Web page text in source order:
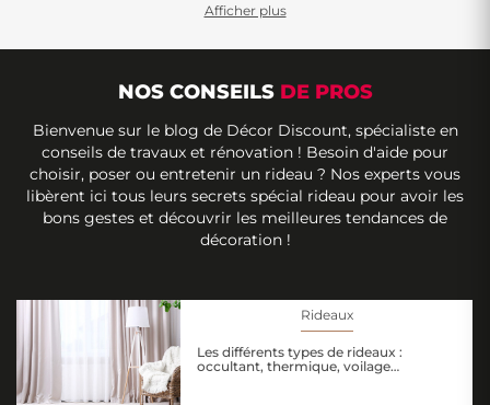
fortement, voire bloquer totalement, la lumière
naturelle selon le tissu choisi. Il permet de créer une
atmosphère plus confortable dans les pièces où
salles de projection ou les espaces de repos.
Au-delà de son pouvoir occultant, il contribue
également à protéger votre intérieur des regards
de coloris et de finitions, le rideau occultant trouve
facilement sa place dans une décoration
contemporaine comme plus classique.
Afficher plus
NOS CONSEILS DE PROS
Bienvenue sur le blog de Décor Discount, spécialiste en
conseils de travaux et rénovation ! Besoin d'aide pour
choisir, poser ou entretenir un rideau ? Nos experts vous
libèrent ici tous leurs secrets spécial rideau pour avoir les
bons gestes et découvrir les meilleures tendances de
décoration !
Rideaux
Les différents types de rideaux :
occultant, thermique, voilage…